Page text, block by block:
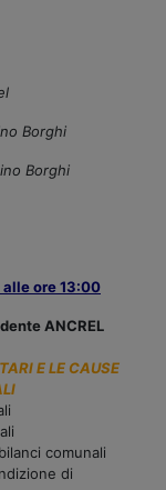
Borghi
Borghi
alle ore 13:00
ANCREL
E LE CAUSE
comunali
di